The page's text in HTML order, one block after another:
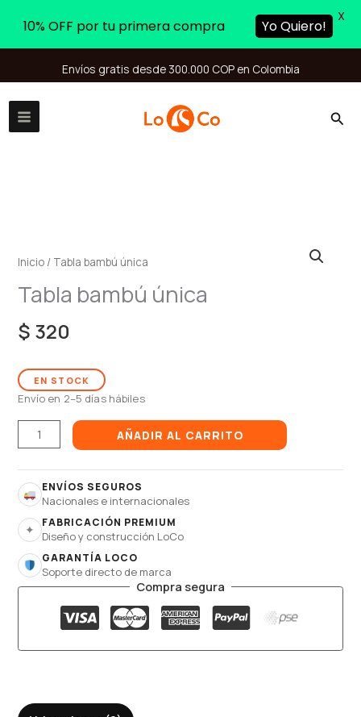
Envíos gratis desde 300.000 COP en Colombia
Inicio / Tabla bambú única
Tabla bambú única
$ 320
EN STOCK
Envío en 2–5 días hábiles
bambú
única
cantidad
AÑADIR AL CARRITO
ENVÍOS SEGUROS
Nacionales e internacionales
✦ FABRICACIÓN PREMIUM
Diseño y construcción LoCo
GARANTÍA LOCO
Soporte directo de marca
Compra segura
10% OFF por tu primera compra Yo Quiero!
X